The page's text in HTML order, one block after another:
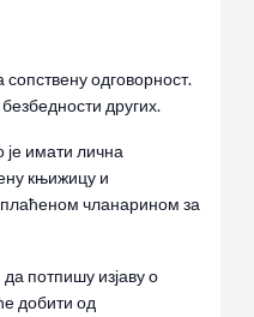
одговорност.
других.
је имати лична
књижицу и
чланарином за
потпишу изјаву о
добити од